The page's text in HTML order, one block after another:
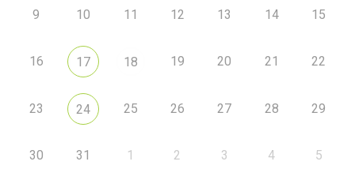
9 10 11 12 13 14 15
16 17 18 19 20 21 22
23 24 25 26 27 28 29
30 31 1 2 3 4 5